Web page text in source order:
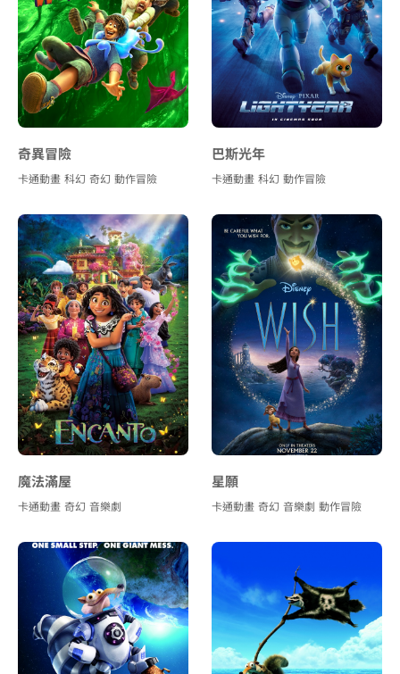
奇異冒險
卡通動畫 科幻 奇幻 動作冒險
巴斯光年
卡通動畫 科幻 動作冒險
魔法滿屋
卡通動畫 奇幻 音樂劇
星願
卡通動畫 奇幻 音樂劇 動作冒險